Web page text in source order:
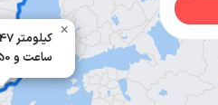
3447 کیلومتر
39 ساعت و 50 دقیقه
×